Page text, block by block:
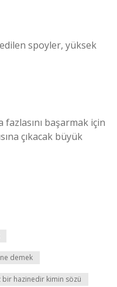
edilen spoyler, yüksek
başarmak için
çıkacak büyük
demek
bir hazinedir kimin sözü